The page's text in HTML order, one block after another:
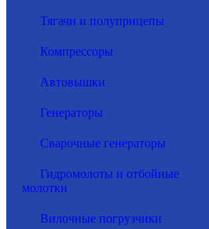
Тягачи и полуприцепы
Компрессоры
Автовышки
Генераторы
Сварочные генераторы
Гидромолоты и отбойные
молотки
Вилочные погрузчики